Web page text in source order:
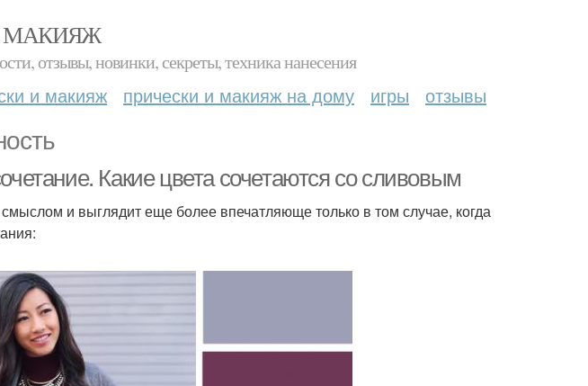
МАКИЯЖ
отзывы, новинки, секреты, техника нанесения
и макияж прически и макияж на дому игры отзывы
Какие цвета сочетаются со сливовым
и выглядит еще более впечатляюще только в том случае, когда